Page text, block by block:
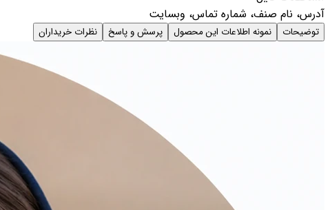
آدرس، نام صنف، شماره تماس، وبسایت
توضیحات نمونه اطلاعات این محصول پرسش و پاسخ نظرات خریداران